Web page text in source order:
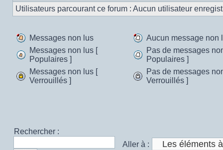
Utilisateurs parcourant ce forum : Aucun utilisateur
Messages
non
lus
Messages non lus
Aucun
message
non
lu
Aucun message non
Messages
non
lus
Messages non lus [
Populaires ]
Pas
de
messages
Pas de messages
Populaires ]
Messages
]
Messages non lus [
Verrouillés ]
Pas
Verrouillés
]
Pas de messages
Verrouillés ]
Rechercher :
Aller à :